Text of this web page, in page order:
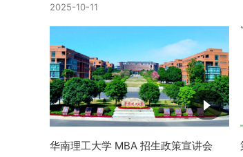
2025-10-11
华南理工大学 MBA 招生政策宣讲会